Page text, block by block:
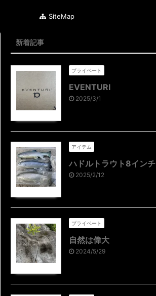
SiteMap
新着記事
プライベート
EVENTURI
2025/3/1
アイテム
ハドルトラウト8インチ
2025/2/12
プライベート
自然は偉大
2024/5/29